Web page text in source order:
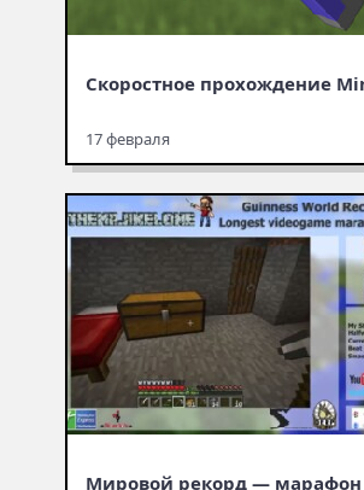
Скоростное прохождение
17 февраля
Мировой рекорд — марафон